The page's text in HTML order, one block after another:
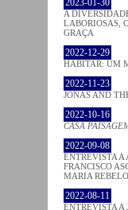
2023-01-30
A
LABORIOSAS,
GRAÇA
2022-12-29
HABITAR: UM
2022-11-23
JONAS AND
2022-10-16
CASA
2022-09-08
ENTREVISTA A
FRANCISCO
MARIA REBELO
2022-08-11
ENTREVISTA A